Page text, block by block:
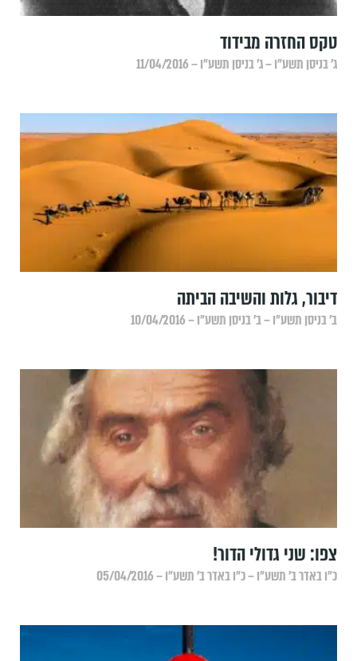
טקס החזרה מבידוד
ג׳ בניסן תשע״ו – ג׳ בניסן תשע״ו – 11/04/2016
דיבור, גלות והשיבה הביתה
ב׳ בניסן תשע״ו – ב׳ בניסן תשע״ו – 10/04/2016
צפו: שני גדולי הדור!
כ״ו באדר ב׳ תשע״ו – כ״ו באדר ב׳ תשע״ו – 05/04/2016